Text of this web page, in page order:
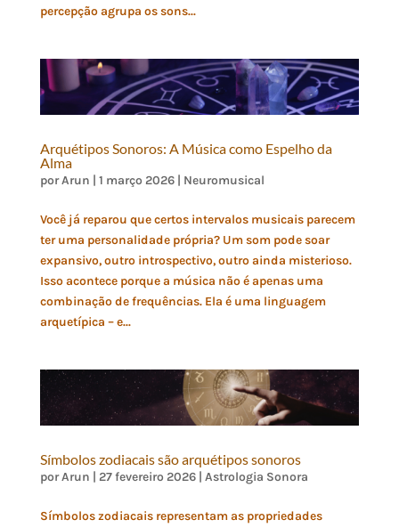
percepção agrupa os sons...
Arquétipos Sonoros: A Música como Espelho da
Alma
porArun | 1 março 2026| Neuromusical
Você já reparou que certos intervalos musicais parecem
ter uma personalidade própria? Um som pode soar
expansivo, outro introspectivo, outro ainda misterioso.
Isso acontece porque a música não é apenas uma
combinação de frequências. Ela é uma linguagem
arquetípica – e...
Símbolos zodiacais são arquétipos sonoros
porArun | 27 fevereiro 2026| Astrologia Sonora
Símbolos zodiacais representam as propriedades